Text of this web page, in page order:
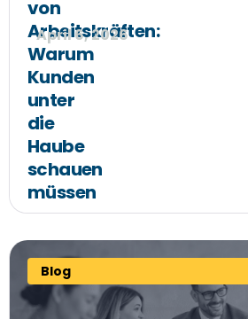
von
Arbeitskräften:
Warum
Kunden
unter
die
Haube
schauen
müssen
April 6, 2026
Blog